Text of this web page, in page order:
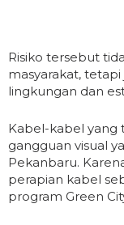
Risiko tersebut
masyarakat,
lingkungan dan
Kabel-kabel yang
gangguan visual
Pekanbaru.
perapian kabel
program Green